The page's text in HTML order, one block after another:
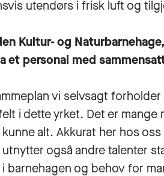
utendørs i frisk luft og
Kultur- og
et personal med
vi selvsagt
i dette yrket. Det er mange
alt. Akkurat her hos
også andre talenter
barnehagen og behov for